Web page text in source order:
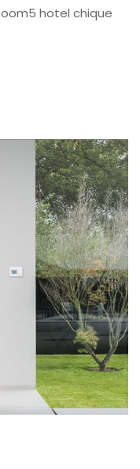
hotel chique